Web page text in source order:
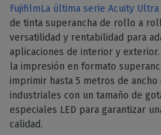
FujifilmLa última serie Acuity Ultra
de tinta superancha de rollo a
versatilidad y rentabilidad para
aplicaciones de interior y
la impresión en formato
imprimir hasta 5 metros de
industriales con un tamaño de
especiales LED para garantizar
calidad.